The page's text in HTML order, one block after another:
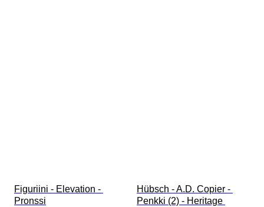
Figuriini - Elevation -
Pronssi
Hübsch - A.D. Copier -
Penkki (2) - Heritage